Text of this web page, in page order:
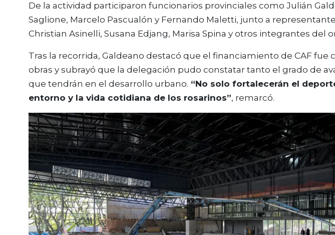
De la actividad participaron funcionarios provinciales como Julián
Saglione, Marcelo Pascualón y Fernando Maletti, junto a
Christian Asinelli, Susana Edjang, Marisa Spina y otros integrantes del
Tras la recorrida, Galdeano destacó que el financiamiento de CAF fue
obras y subrayó que la delegación pudo constatar tanto el grado de
que tendrán en el desarrollo urbano. “No solo fortalecerán el
entorno y la vida cotidiana de los rosarinos”, remarcó.